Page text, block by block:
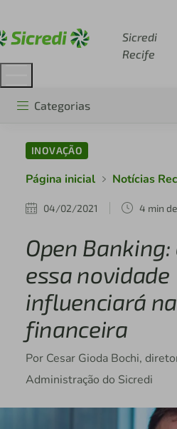
Sicredi
Recife
Categorias
INOVAÇÃO
Página inicial Notícias
04/02/2021 4 min
Open
essa novidade
influenciará
financeira
Por Cesar Gioda Bochi,
Administração do Sicredi